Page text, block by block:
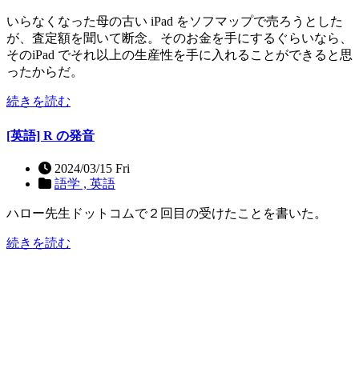
いらなくなった母の古い iPad をソフマップで売ろうとした
が、査定額を聞いて断念。そのお金を手にするぐらいなら、
そのiPad でそれ以上の生産性を手に入れることができると思
ったからだ。
続きを読む
[英語] R の発音
2024/03/15 Fri
語学 , 英語
ハロー先生ドットコムで２回目の受けたことを書いた。
続きを読む